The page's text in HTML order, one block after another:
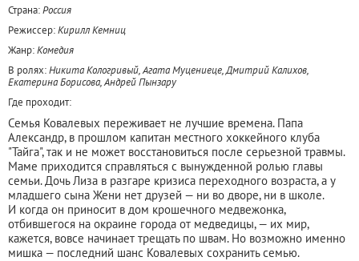
Страна:Россия
Режиссер:Кирилл Кемниц
Жанр:Комедия
В ролях:Никита Кологривый, Агата Муцениеце, Дмитрий Калихов,
Екатерина Борисова, Андрей Пынзару
Где проходит:
Семья Ковалевых переживает не лучшие времена. Папа
Александр, в прошлом капитан местного хоккейного клуба
"Тайга", так и не может восстановиться после серьезной травмы.
Маме приходится справляться с вынужденной ролью главы
семьи. Дочь Лиза в разгаре кризиса переходного возраста, а у
младшего сына Жени нет друзей — ни во дворе, ни в школе.
И когда он приносит в дом крошечного медвежонка,
отбившегося на окраине города от медведицы, — их мир,
кажется, вовсе начинает трещать по швам. Но возможно именно
мишка — последний шанс Ковалевых сохранить семью.